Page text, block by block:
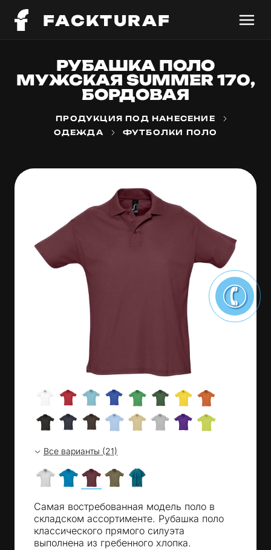
FACKTURAF
РУБАШКА ПОЛО
МУЖСКАЯ SUMMER 170,
БОРДОВАЯ
ПРОДУКЦИЯ ПОД НАНЕСЕНИЕ
ОДЕЖДА
ФУТБОЛКИ ПОЛО
Все варианты (21)
Самая востребованная модель поло в
складском ассортименте. Рубашка поло
классического прямого силуэта
выполнена из гребенного хлопка.